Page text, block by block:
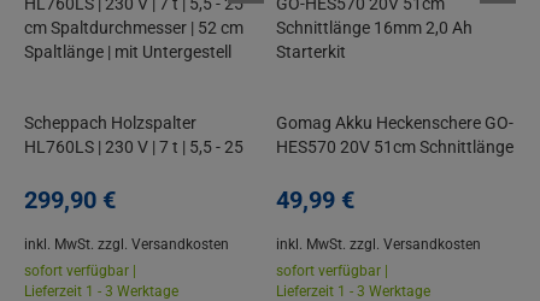
Scheppach Holzspalter
HL760LS | 230 V | 7 t | 5,5 - 25
Spaltlänge | mit Untergestell
299,90 €
inkl. MwSt. zzgl. Versandkosten
sofort verfügbar |
Lieferzeit 1 - 3 Werktage
Gomag Akku Heckenschere GO-
HES570 20V 51cm Schnittlänge
49,99 €
inkl. MwSt. zzgl. Versandkosten
sofort verfügbar |
Lieferzeit 1 - 3 Werktage